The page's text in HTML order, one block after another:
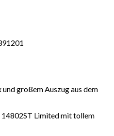
großem Auszug aus dem
14802ST Limited mit tollem